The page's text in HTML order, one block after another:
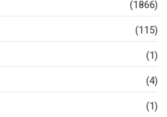
(1866)
(115)
(1)
(4)
(1)